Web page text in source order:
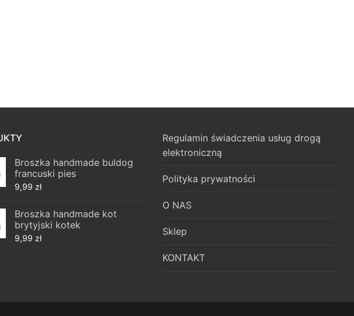
Broszka handmade buldog
francuski pies
9,99 zł
Broszka handmade kot
brytyjski kotek
9,99 zł
Regulamin świadczenia usług drogą
elektroniczną
Polityka prywatności
O NAS
Sklep
KONTAKT